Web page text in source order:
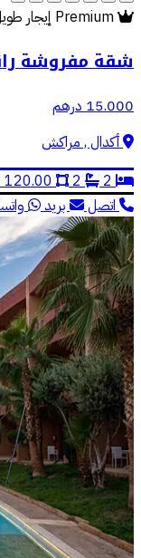
إيجار
شقة مفروشة
15.000 درهم
أكدال , مراكش
اتصل
بريد